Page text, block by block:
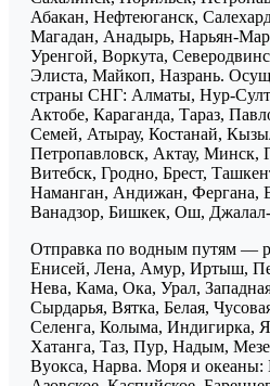
Абакан, Нефтеюганск,
Магадан, Анадырь, Нарьян-
Уренгой, Воркута,
Элиста, Майкоп, Назрань.
страны СНГ: Алматы, Нур-
Актобе, Караганда, Тараз,
Семей, Атырау, Костанай,
Петропавловск, Актау, Минск,
Витебск, Гродно, Брест,
Наманган, Андижан, Фергана,
Ванадзор, Бишкек, Ош,
Отправка по водным путям —
Енисей, Лена, Амур, Иртыш,
Нева, Кама, Ока, Урал,
Сырдарья, Вятка, Белая,
Селенга, Колыма, Индигирка,
Хатанга, Таз, Пур, Надым,
Вуокса, Нарва. Моря и океаны: